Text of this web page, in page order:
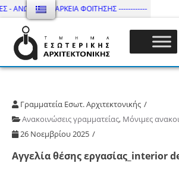
- ΑΝΩΤΑΤΗ ΔΙΑΡΚΕΙΑ ΦΟΙΤΗΣΗΣ ------------
Τμήμα Εσωτ. Αρχιτεκτονικής
Γραμματεία Εσωτ. Αρχιτεκτονικής
Ανακοινώσεις γραμματείας, Μόνιμες
26 Νοεμβρίου 2025
Αγγελία θέσης εργασίας_interior